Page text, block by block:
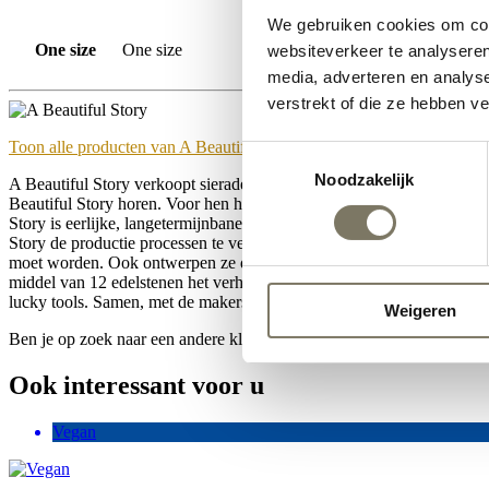
We gebruiken cookies om
websiteverkeer te
media, adverteren en
verstrekt of die ze hebben
Toestemmingsselectie
Noodzakelijk
Weigeren
One size One size
Toon alle producten van A Beautiful Story
A Beautiful Story verkoopt sieraden, wenskaarten en cadeautjes die
Beautiful Story horen. Voor hen hebben de producten die ze maken
Story is eerlijke, langetermijnbanen creëren in landen als Nepal.
Story de productie processen te verduurzamen, waarin ze met de
moet worden. Ook ontwerpen ze de producten niet zomaar, samen
middel van 12 edelstenen het verhaal op een andere manier te
lucky tools. Samen, met de makers en met de klanten, zorgt a
Ben je op zoek naar een andere kleur of soort sieraad? We hebben
Ook interessant voor u
Vegan